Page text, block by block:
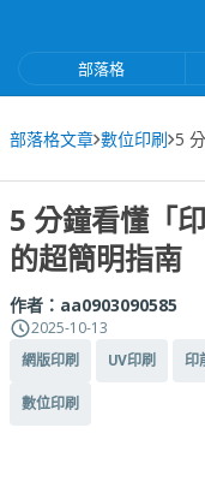
部落格
部落格文章 數位印刷
5 分鐘看懂「
的超簡明指南
作者： aa0903090585
2025-10-13
網版印刷 UV印刷 印
數位印刷